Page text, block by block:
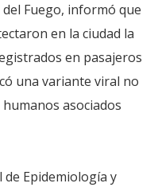
Fuego, informó que
en la ciudad la
en pasajeros
una variante viral no
asociados
de Epidemiología y